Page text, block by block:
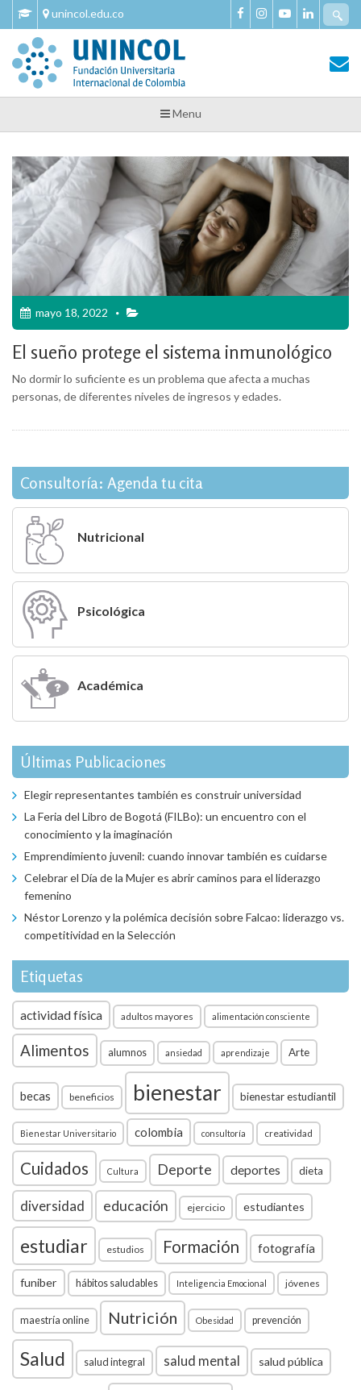
Skip
content
unincol.edu.co
Tu Salud y Bienestar
Tu Salud y Bienestar – Unincol
Menu
mayo 18, 2022
El sueño protege el sistema inmunológico
No dormir lo suficiente es un problema que afecta a muchas
personas, de diferentes niveles de ingresos y edades.
Consultoría: Agenda tu cita
Nutricional
Psicológica
Académica
Últimas Publicaciones
Elegir representantes también es construir universidad
La Feria del Libro de Bogotá (FILBo): un encuentro con el
conocimiento y la imaginación
Emprendimiento juvenil: cuando innovar también es cuidarse
Celebrar el Día de la Mujer es abrir caminos para el liderazgo
femenino
Néstor Lorenzo y la polémica decisión sobre Falcao: liderazgo vs.
competitividad en la Selección
Etiquetas
actividad física adultos mayores alimentación consciente
Alimentos alumnos ansiedad aprendizaje Arte
becas beneficios bienestar bienestar estudiantil
Bienestar Universitario colombia consultoría creatividad
Cuidados Cultura Deporte deportes dieta
diversidad educación ejercicio estudiantes
estudiar estudios Formación fotografía
funiber hábitos saludables Inteligencia Emocional jóvenes
maestría online Nutrición Obesidad prevención
Salud salud integral salud mental salud pública